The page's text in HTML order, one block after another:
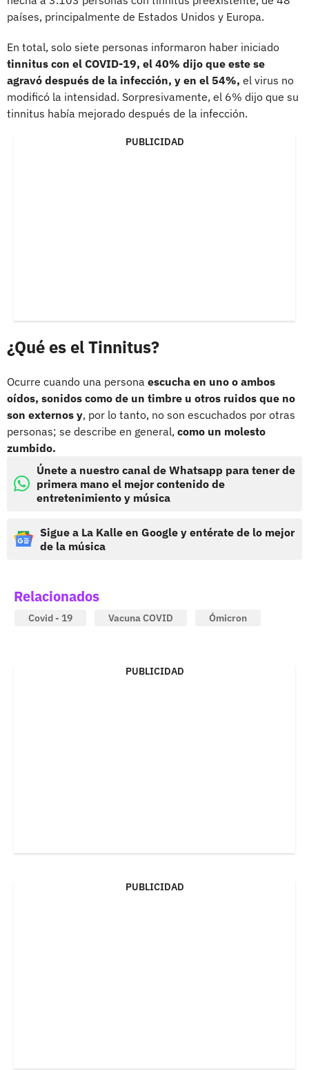
países, principalmente de Estados Unidos y Europa.
En total, solo siete personas informaron haber iniciado
tinnitus con el COVID-19, el 40% dijo que este se
agravó después de la infección, y en el 54%, el virus no
modificó la intensidad. Sorpresivamente, el 6% dijo que su
tinnitus había mejorado después de la infección.
PUBLICIDAD
¿Qué es el Tinnitus?
Ocurre cuando una persona escucha en uno o ambos
oídos, sonidos como de un timbre u otros ruidos que no
son externos y, por lo tanto, no son escuchados por otras
personas; se describe en general, como un molesto
zumbido.
Únete a nuestro canal de Whatsapp para tener de
primera mano el mejor contenido de
entretenimiento y música
Sigue a La Kalle en Google y entérate de lo mejor
de la música
Relacionados
Covid - 19 Vacuna COVID Ómicron
PUBLICIDAD
PUBLICIDAD